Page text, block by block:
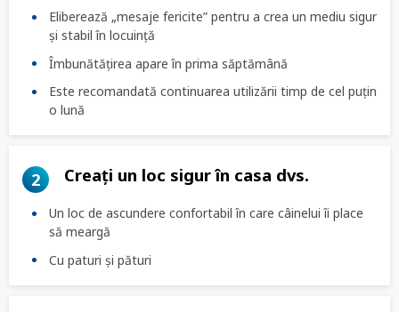
Eliberează „mesaje fericite” pentru a crea un mediu sigur
și stabil în locuință
Îmbunătățirea apare în prima săptămână
Este recomandată continuarea utilizării timp de cel puțin
o lună
2 Creați un loc sigur în casa dvs.
Un loc de ascundere confortabil în care câinelui îi place
să meargă
Cu paturi și pături